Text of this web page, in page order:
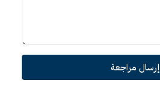
إرسال مراجعة